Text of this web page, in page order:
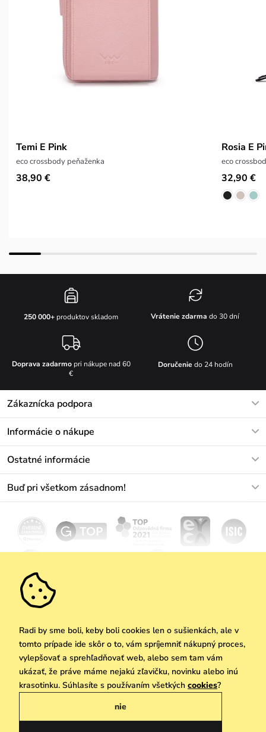
Temi E Pink
eco crossbody peňaženka
38,90 €
Rosia E
eco
32,90 €
250 000+ produktov skladom Vrátenie zdarma do 30 dní
Doprava zadarmopri nákupe nad 60
€
Doručenie do 24 hodín
Zákaznícka podpora
info@vuch.sk
Informácie o nákupe
Materiály a údržba
Vrátenie a reklamácia
Ostatné informácie
Darčekové poukazy
Velkoobchod
We Care
Vuchlook
Predajne
Buď pri všetkom zásadnom!
Odoberať
Copyright © 2026 Vuch s.r.o. Všetky práva vyhradené. Technicky zabezpečuje
Simplia.cz
Radi by sme boli, keby boli cookies len o sušienkách, ale v
tomto prípade ide skôr o to, vám spríjemniť nákupný proces,
vylepšovať a sprehľadňovať web, alebo sem tam vám
ukázať, že práve máme nejakú zľavičku, novinku alebo inú
krasotinku. Súhlasíte s používaním všetkých cookies?
nie